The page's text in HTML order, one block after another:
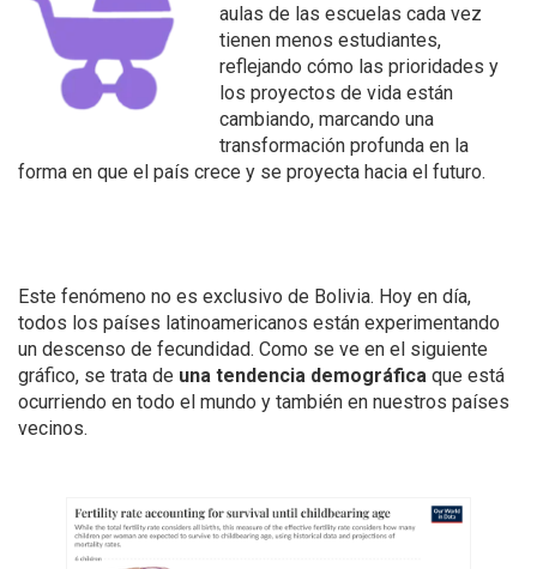
aulas de las escuelas cada vez
tienen menos estudiantes,
reflejando cómo las prioridades y
los proyectos de vida están
cambiando, marcando una
transformación profunda en la
forma en que el país crece y se proyecta hacia el futuro.
Este fenómeno no es exclusivo de Bolivia. Hoy en día,
todos los países latinoamericanos están experimentando
un descenso de fecundidad. Como se ve en el siguiente
gráfico, se trata de una tendencia demográfica que está
ocurriendo en todo el mundo y también en nuestros países
vecinos.